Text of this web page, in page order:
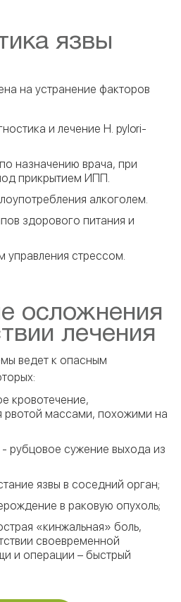
язвы
на устранение факторов
и лечение H. pylori-
назначению врача, при
прикрытием ИПП.
алкоголем.
здорового питания и
управления стрессом.
осложнения
лечения
ведет к опасным
кровотечение,
массами, похожими на
- рубцовое сужение выхода из
язвы в соседний орган;
в раковую опухоль;
«кинжальная» боль,
своевременной
и операции – быстрый